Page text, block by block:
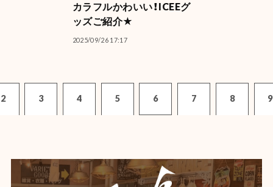
カラフルかわいい！ICEEグ
ッズご紹介★
2025/09/26 17:17
2 3 4 5 6 7 8 9